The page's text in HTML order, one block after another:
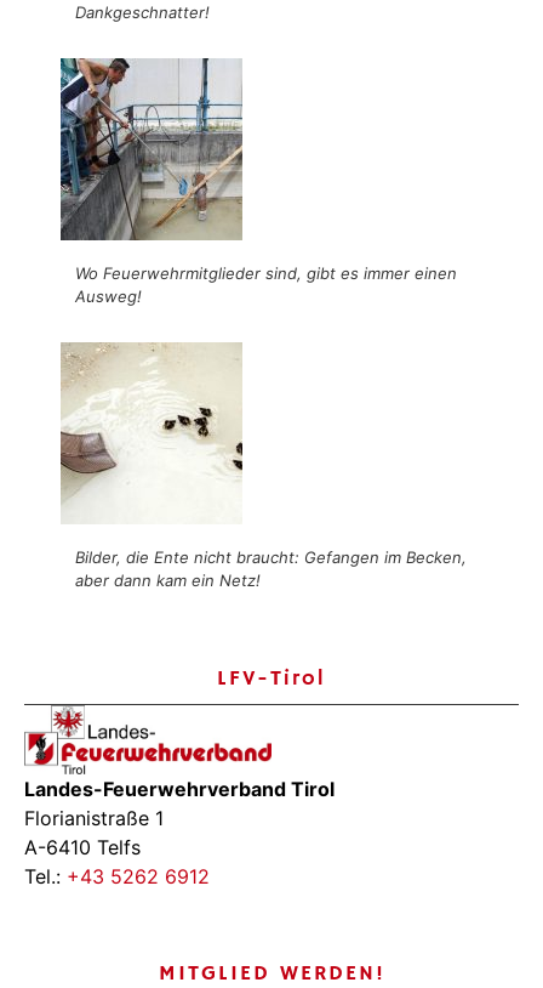
Dankgeschnatter!
Wo Feuerwehrmitglieder sind, gibt es immer einen
Ausweg!
Bilder, die Ente nicht braucht: Gefangen im Becken,
aber dann kam ein Netz!
LFV-Tirol
Landes-Feuerwehrverband Tirol
Florianistraße 1
A-6410 Telfs
Tel.: +43 5262 6912
MITGLIED WERDEN!